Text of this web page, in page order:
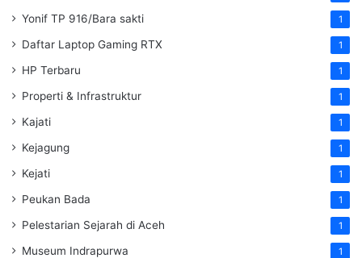
Yonif TP 916/Bara sakti 1
Daftar Laptop Gaming RTX 1
HP Terbaru 1
Properti & Infrastruktur 1
Kajati 1
Kejagung 1
Kejati 1
Peukan Bada 1
Pelestarian Sejarah di Aceh 1
Museum Indrapurwa 1